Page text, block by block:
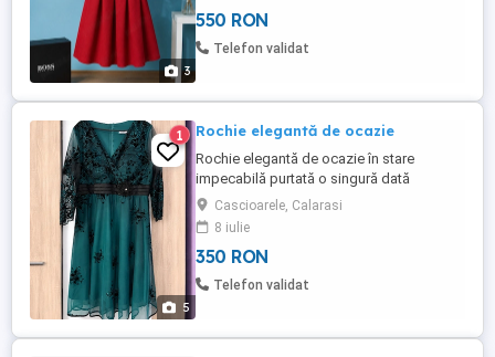
3
550 RON
Telefon validat
5
1 Rochie elegantă de ocazie
Rochie elegantă de ocazie în stare
impecabilă purtată o singură dată
marimea 6XL. Comanda se face pe pagina
mea de Vinted carmenp2968
Cascioarele, Calarasi
8 iulie
350 RON
Telefon validat